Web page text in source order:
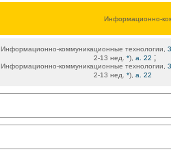
Информационно-
Информационно-коммуникационные технологии,
2-13 нед.*),а. 22 ;
Информационно-коммуникационные технологии,
2-13 нед.*),а. 22